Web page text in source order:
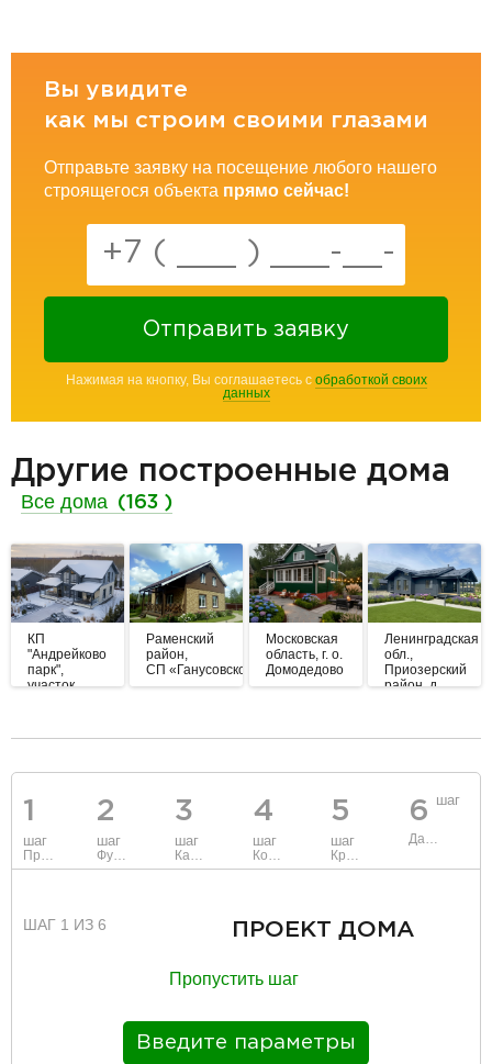
Вы увидите
как мы строим своими глазами
Отправьте заявку на посещение любого нашего
строящегося объекта прямо сейчас!
Отправить заявку
Нажимая на кнопку, Вы соглашаетесь с обработкой своих
данных
Другие построенные дома
Все дома (163 )
КП
"Андрейково
парк",
участок
Раменский
район,
СП «Ганусовское»
Московская
область, г. о.
Домодедово
Ленинградская
обл.,
Приозерский
район, д.
1
шаг
Проект
2
шаг
Фундамент
3
шаг
Каркас и стены
4
шаг
Коммуникации
5
шаг
Крыша
6 шаг
Данные
ШАГ 1 ИЗ 6 ПРОЕКТ ДОМА
Пропустить шаг
Введите параметры